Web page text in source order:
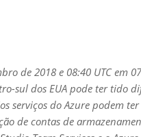
de 2018 e 08:40 UTC em
sul dos EUA pode ter tido
serviços do Azure podem
de contas de